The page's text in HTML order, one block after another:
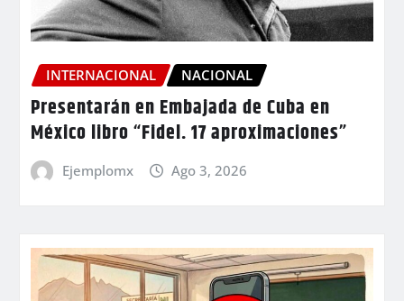
INTERNACIONAL NACIONAL
Presentarán en Embajada de Cuba en
México libro “Fidel. 17 aproximaciones”
Ejemplomx Ago 3, 2026